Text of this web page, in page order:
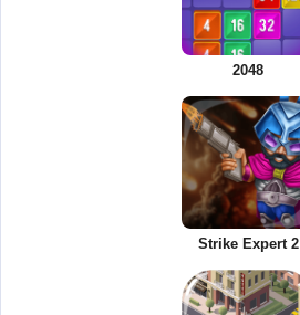
2048
Strike Expert 2